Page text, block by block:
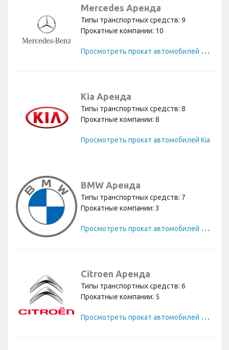
Mercedes Аренда
Типы транспортных средств: 9
Прокатные компании: 10
П
росмотреть прокат автомобилей Mercedes
Kia Аренда
Типы транспортных средств: 8
Прокатные компании: 8
Просмотреть прокат автомобилей Kia
BMW Аренда
Типы транспортных средств: 7
Прокатные компании: 3
П
росмотреть прокат автомобилей BMW
Citroen Аренда
Типы транспортных средств: 6
Прокатные компании: 5
П
росмотреть прокат автомобилей Citroen